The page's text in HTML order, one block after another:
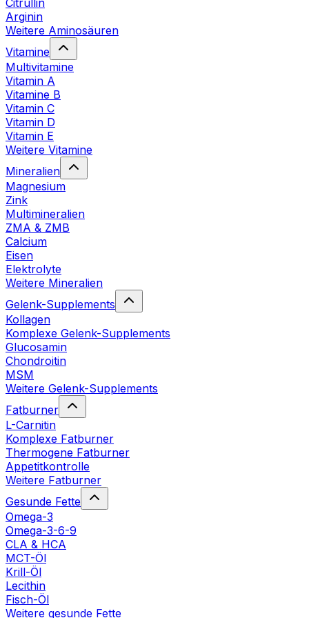
Arginin
Weitere Aminosäuren
Vitamine
Multivitamine
Vitamin A
Vitamine B
Vitamin C
Vitamin D
Vitamin E
Weitere Vitamine
Mineralien
Magnesium
Zink
Multimineralien
ZMA & ZMB
Calcium
Eisen
Elektrolyte
Weitere Mineralien
Gelenk-Supplements
Kollagen
Komplexe Gelenk-Supplements
Glucosamin
Chondroitin
MSM
Weitere Gelenk-Supplements
Fatburner
L-Carnitin
Komplexe Fatburner
Thermogene Fatburner
Appetitkontrolle
Weitere Fatburner
Gesunde Fette
Omega-3
Omega-3-6-9
CLA & HCA
MCT-Öl
Krill-Öl
Lecithin
Fisch-Öl
Weitere gesunde Fette